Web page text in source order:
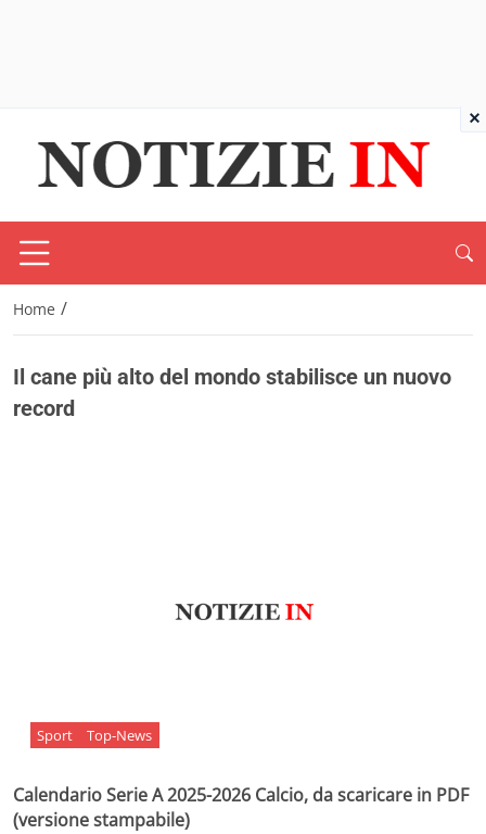
Home /
Il cane più alto del mondo stabilisce un nuovo
record
Sport Top-News
Calendario Serie A 2025-2026 Calcio, da scaricare in PDF
(versione stampabile)
×